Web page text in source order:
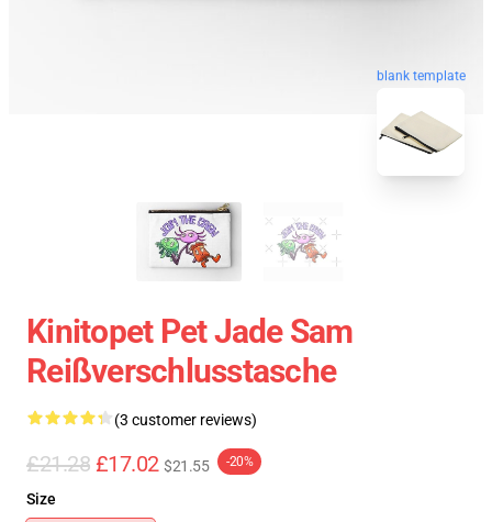
blank template
Kinitopet Pet Jade Sam
Reißverschlusstasche
(3 customer reviews)
£21.28 £17.02 $21.55 -20%
Size